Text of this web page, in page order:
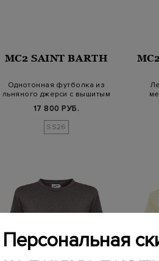
MC2 SAINT BARTH
Однотонная футболка из
льняного джерси с вышитым
17 800 РУБ.
SS26
Персональная